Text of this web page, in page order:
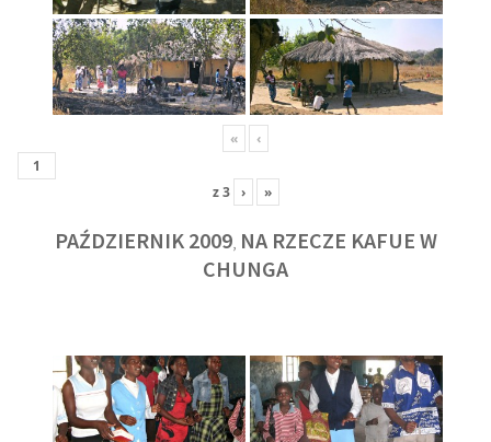
« ‹
z3 › »
PAŹDZIERNIK 2009, NA RZECZE KAFUE W
CHUNGA